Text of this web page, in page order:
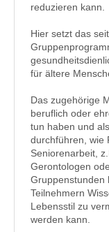
reduzieren kann.
Hier setzt das
für ältere
Das zugehörige
beruflich oder
tun haben und
durchführen, wie
Seniorenarbeit,
Gerontologen
Gruppenstunden
Teilnehmern
Lebensstil zu
werden kann.